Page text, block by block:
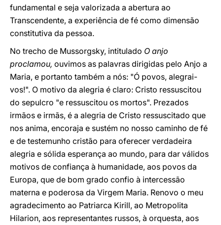
fundamental e seja valorizada a abertura ao
Transcendente, a experiência de fé como dimensão
constitutiva da pessoa.
No trecho de Mussorgsky, intitulado O anjo
proclamou, ouvimos as palavras dirigidas pelo Anjo a
Maria, e portanto também a nós: "Ó povos, alegrai-
vos!". O motivo da alegria é claro: Cristo ressuscitou
do sepulcro "e ressuscitou os mortos". Prezados
irmãos e irmãs, é a alegria de Cristo ressuscitado que
nos anima, encoraja e sustém no nosso caminho de fé
e de testemunho cristão para oferecer verdadeira
alegria e sólida esperança ao mundo, para dar válidos
motivos de confiança à humanidade, aos povos da
Europa, que de bom grado confio à intercessão
materna e poderosa da Virgem Maria. Renovo o meu
agradecimento ao Patriarca Kirill, ao Metropolita
Hilarion, aos representantes russos, à orquesta, aos